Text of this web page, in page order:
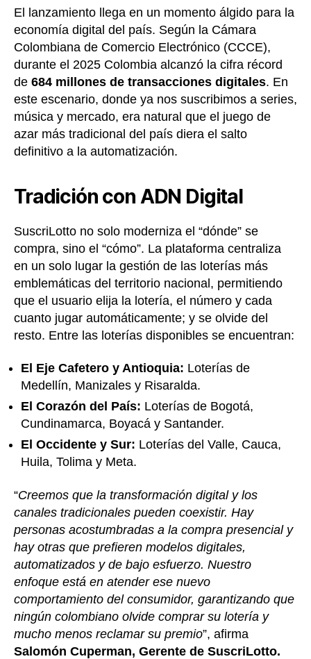
El lanzamiento llega en un momento álgido para la
economía digital del país. Según la Cámara
Colombiana de Comercio Electrónico (CCCE),
durante el 2025 Colombia alcanzó la cifra récord
de 684 millones de transacciones digitales. En
este escenario, donde ya nos suscribimos a series,
música y mercado, era natural que el juego de
azar más tradicional del país diera el salto
definitivo a la automatización.
Tradición con ADN Digital
SuscriLotto no solo moderniza el “dónde” se
compra, sino el “cómo”. La plataforma centraliza
en un solo lugar la gestión de las loterías más
emblemáticas del territorio nacional, permitiendo
que el usuario elija la lotería, el número y cada
cuanto jugar automáticamente; y se olvide del
resto. Entre las loterías disponibles se encuentran:
El Eje Cafetero y Antioquia: Loterías de
Medellín, Manizales y Risaralda.
El Corazón del País: Loterías de Bogotá,
Cundinamarca, Boyacá y Santander.
El Occidente y Sur: Loterías del Valle, Cauca,
Huila, Tolima y Meta.
“Creemos que la transformación digital y los
canales tradicionales pueden coexistir. Hay
personas acostumbradas a la compra presencial y
hay otras que prefieren modelos digitales,
automatizados y de bajo esfuerzo. Nuestro
enfoque está en atender ese nuevo
comportamiento del consumidor, garantizando que
ningún colombiano olvide comprar su lotería y
mucho menos reclamar su premio”, afirma
Salomón Cuperman, Gerente de SuscriLotto.